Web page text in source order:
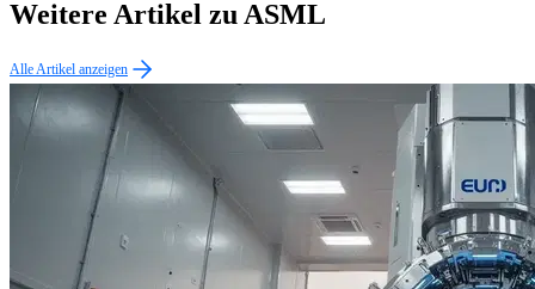
Weitere Artikel zu ASML
Alle Artikel anzeigen